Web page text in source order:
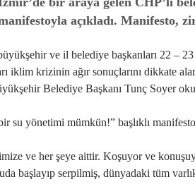
açıkladı. Manifesto,
ve il belediye başkanları 22 –
iklim krizinin ağır sonuçlarını dikkate
Belediye Başkanı Tunç Soyer
su yönetimi mümkün!” başlıklı
ve her şeye aittir. Koşuyor ve
başlayıp serpilmiş, dünyadaki tüm